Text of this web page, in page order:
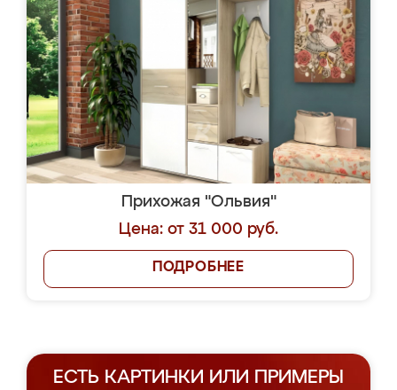
Прихожая "Ольвия"
Цена: от 31 000 руб.
ПОДРОБНЕЕ
ЕСТЬ КАРТИНКИ ИЛИ ПРИМЕРЫ